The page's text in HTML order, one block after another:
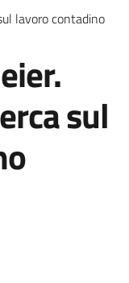
lavoro contadino
sul